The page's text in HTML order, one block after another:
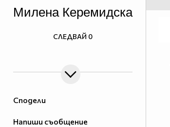
Сподели
Напиши съобщение
Милена Керемидска
СЛЕДВАЙ 0